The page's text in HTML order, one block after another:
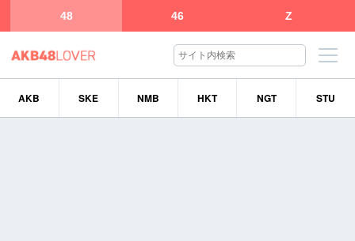
48 46 Z
AKB SKE NMB HKT NGT STU